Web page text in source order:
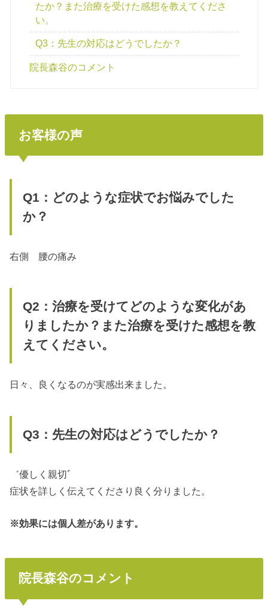
たか？また治療を受けた感想を教えてくださ
い。
Q3：先生の対応はどうでしたか？
院長森谷のコメント
お客様の声
Q1：どのような症状でお悩みでした
か？
右側 腰の痛み
Q2：治療を受けてどのような変化があ
りましたか？また治療を受けた感想を教
えてください。
日々、良くなるのが実感出来ました。
Q3：先生の対応はどうでしたか？
゛優しく親切ﾞ
症状を詳しく伝えてくださり良く分りました。
※効果には個人差があります。
院長森谷のコメント